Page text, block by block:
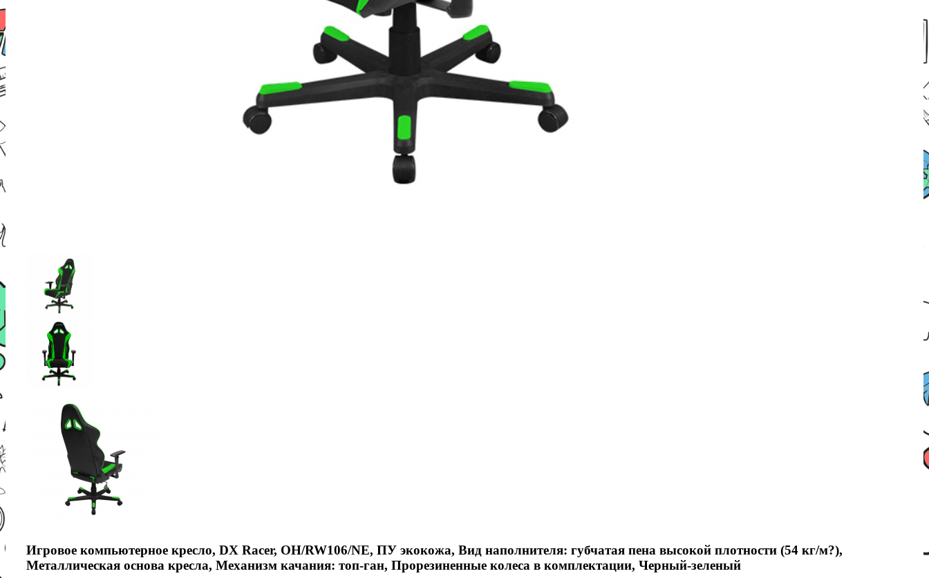
Игровое компьютерное кресло, DX Racer, OH/RW106/NE, ПУ экокожа, Вид наполнителя: губчатая пена высокой плотности (54 кг/м?),
Металлическая основа кресла, Механизм качания: топ-ган, Прорезиненные колеса в комплектации, Черный-зеленый